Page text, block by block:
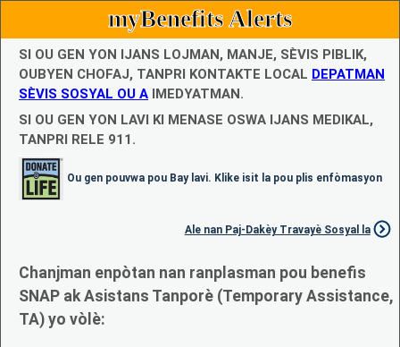
myBenefits Alerts
SI OU GEN YON IJANS LOJMAN, MANJE, SÈVIS PIBLIK,
OUBYEN CHOFAJ, TANPRI KONTAKTE LOCAL DEPATMAN
SÈVIS SOSYAL OU A IMEDYATMAN.
SI OU GEN YON LAVI KI MENASE OSWA IJANS MEDIKAL,
TANPRI RELE 911.
Ou gen pouvwa pou Bay lavi. Klike isit la pou plis enfòmasyon
Ale nan Paj-Dakèy Travayè Sosyal la
Chanjman enpòtan nan ranplasman pou benefis
SNAP ak Asistans Tanporè (Temporary Assistance,
TA) yo vòlè: